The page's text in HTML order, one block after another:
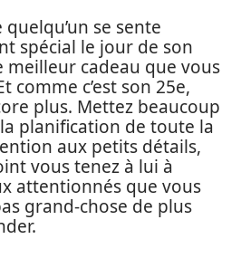
se sente
spécial le jour de son
meilleur cadeau que vous
comme c’est son 25e,
plus. Mettez beaucoup
planification de toute la
aux petits détails,
vous tenez à lui à
attentionnés que vous
grand-chose de plus